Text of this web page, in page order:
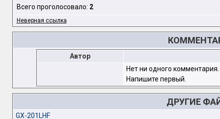
Всего проголосовало: 2
Неверная ссылка
Автор
Нет ни одного комментария.
Напишите первый.
ДРУГИЕ
GX-201LHF